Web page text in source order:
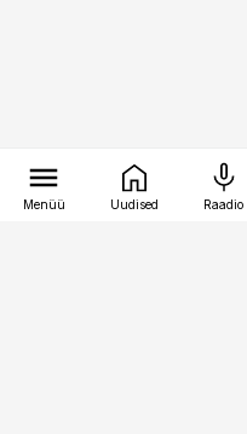
Menüü Uudised Raadio